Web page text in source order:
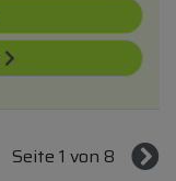
Seite 1 von 8